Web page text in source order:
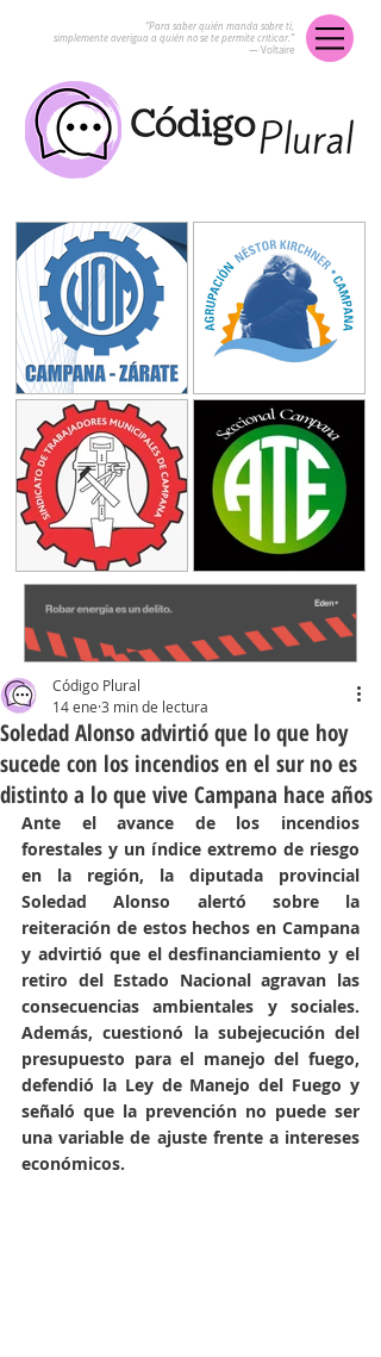
“Para saber quién manda sobre ti,
simplemente averigua a quién no se te permite criticar.”
― Voltaire
Soledad Alonso advirtió que lo que hoy
sucede con los incendios en el sur no es
distinto a lo que vive Campana hace años
Código Plural
14 ene 3 min de lectura
Ante el avance de los incendios
forestales y un índice extremo de riesgo
en la región, la diputada provincial
Soledad Alonso alertó sobre la
reiteración de estos hechos en Campana
y advirtió que el desfinanciamiento y el
retiro del Estado Nacional agravan las
consecuencias ambientales y sociales.
Además, cuestionó la subejecución del
presupuesto para el manejo del fuego,
defendió la Ley de Manejo del Fuego y
señaló que la prevención no puede ser
una variable de ajuste frente a intereses
económicos.